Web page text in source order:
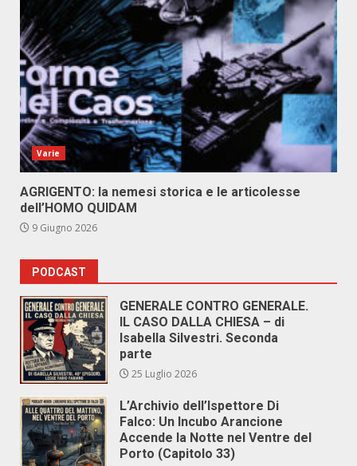
Varie
AGRIGENTO: la nemesi storica e le articolesse
dell’HOMO QUIDAM
9 Giugno 2026
PODCAST
GENERALE CONTRO GENERALE.
IL CASO DALLA CHIESA – di
Isabella Silvestri. Seconda
parte
25 Luglio 2026
L’Archivio dell’Ispettore Di
Falco: Un Incubo Arancione
Accende la Notte nel Ventre del
Porto (Capitolo 33)